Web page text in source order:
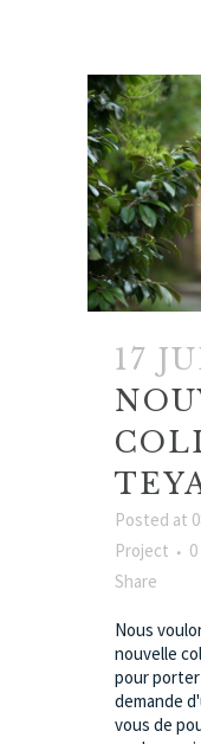
17
Posted at
Project
Share
Nous
nouvelle
pour porter
demande
vous de